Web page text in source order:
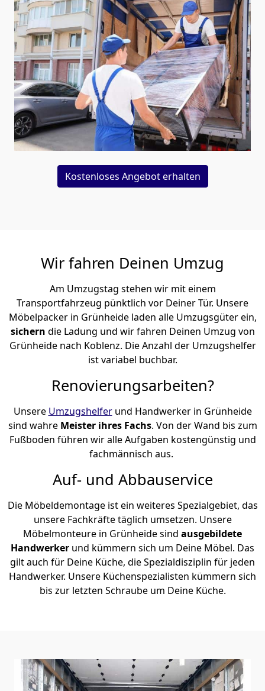
Kostenloses Angebot erhalten
Wir fahren Deinen Umzug
Am Umzugstag stehen wir mit einem
Transportfahrzeug pünktlich vor Deiner Tür. Unsere
Möbelpacker in Grünheide laden alle Umzugsgüter ein,
sichern die Ladung und wir fahren Deinen Umzug von
Grünheide nach Koblenz. Die Anzahl der Umzugshelfer
ist variabel buchbar.
Renovierungsarbeiten?
Unsere Umzugshelferund Handwerker in Grünheide
sind wahre Meister ihres Fachs. Von der Wand bis zum
Fußboden führen wir alle Aufgaben kostengünstig und
fachmännisch aus.
Auf- und Abbauservice
Die Möbeldemontage ist ein weiteres Spezialgebiet, das
unsere Fachkräfte täglich umsetzen. Unsere
Möbelmonteure in Grünheide sind ausgebildete
Handwerker und kümmern sich um Deine Möbel. Das
gilt auch für Deine Küche, die Spezialdisziplin für jeden
Handwerker. Unsere Küchenspezialisten kümmern sich
bis zur letzten Schraube um Deine Küche.